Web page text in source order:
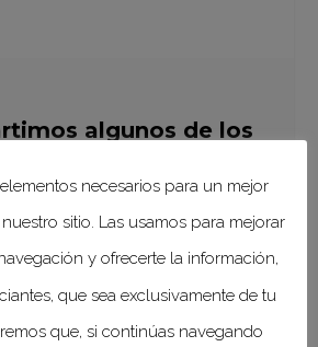
algunos de los
de la salud
materna exclusiva
seis primeros meses
necesarios para un mejor
sitio. Las usamos para mejorar
y ofrecerte la información,
que sea exclusivamente de tu
que, si continúas navegando